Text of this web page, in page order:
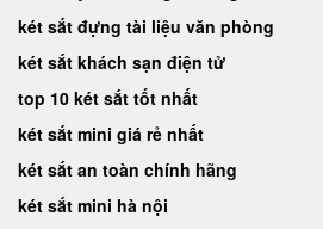
két sắt đựng tài liệu văn phòng
két sắt khách sạn điện tử
top 10 két sắt tốt nhất
két sắt mini giá rẻ nhất
két sắt an toàn chính hãng
két sắt mini hà nội